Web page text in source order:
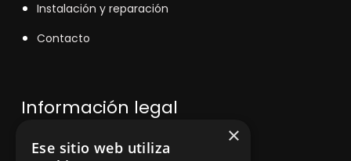
Instalación y reparación
Contacto
Información legal
Política de privacidad
×
Ese sitio web utiliza